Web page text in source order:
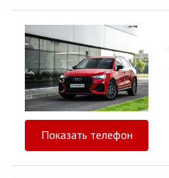
Показать телефон